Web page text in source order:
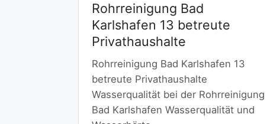
Rohrreinigung Bad
Karlshafen 13 betreute
Privathaushalte
Rohrreinigung Bad Karlshafen 13
betreute Privathaushalte
Wasserqualität bei der Rohrreinigung
Bad Karlshafen Wasserqualität und